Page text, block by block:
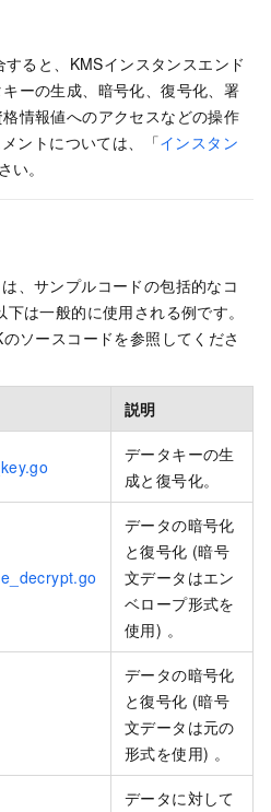
ると、KMSインスタンスエンド
ーの生成、暗号化、復号化、署
情報値へのアクセスなどの操作
ントについては、「インスタン
い。
、サンプルコードの包括的なコ
は一般的に使用される例です。
ソースコードを参照してくださ
説明
データキーの生
成と復号化。
データの暗号化
と復号化 (暗号
文データはエン
ベロープ形式を
使用) 。
データの暗号化
と復号化 (暗号
文データは元の
形式を使用) 。
データに対して